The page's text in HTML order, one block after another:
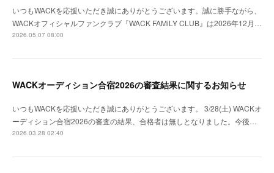
いつもWACKを応援いただき誠にありがとうございます。誠に勝手ながら、
WACKオフィシャルファンクラブ『WACK FAMiLY CLUB』は2026年12月…
2026.05.07 08:00
WACKオーディション合宿2026の審査結果に関するお知らせ
いつもWACKを応援いただき誠にありがとうございます。 3/28(土) WACKオ
ーディション合宿2026の審査の結果、合格者は無しとなりました。今後…
2026.03.28 02:40